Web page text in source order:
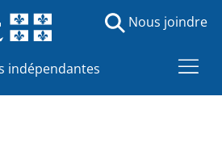
indépendantes
Nous joindre